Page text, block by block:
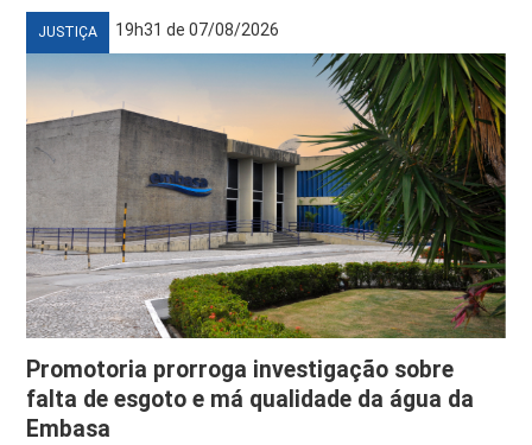
JUSTIÇA 19h31 de 07/08/2026
Promotoria prorroga investigação sobre
falta de esgoto e má qualidade da água da
Embasa